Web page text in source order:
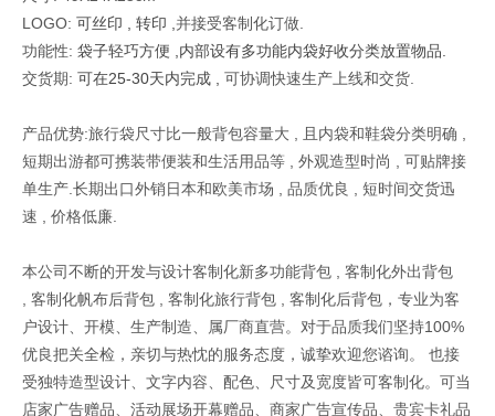
LOGO: 可丝印 , 转印 , 并接受客制化订做
功能性: 袋子轻巧方便 ,内部设有多功能内袋好收分类放置物品.
交货期: 可在25-30天内完成 , 可协调快速生产上线和交货
产品优势:旅行袋尺寸比一般背包容量大 , 且内袋和鞋袋分类明确 ,
短期出游都可携装带便装和生活用品等 , 外观造型时尚 , 可贴牌接
单生产.长期出口外销日本和欧美市场 , 品质优良 , 短时间交货迅
速 , 价格低廉.
本公司不断的开发与设计客制化新多功能背包 , 客制化外出背包
, 客制化帆布后背包 , 客制化旅行背包 , 客制化后背包，专业为客
户设计、开模、生产制造、属厂商直营。对于品质我们坚持100%
优良把关全检，亲切与热忱的服务态度，诚挚欢迎您谘询。 也接
受独特造型设计、文字内容、配色、尺寸及宽度皆可客制化。可当
店家广告赠品、活动展场开幕赠品、商家广告宣传品、贵宾卡礼品